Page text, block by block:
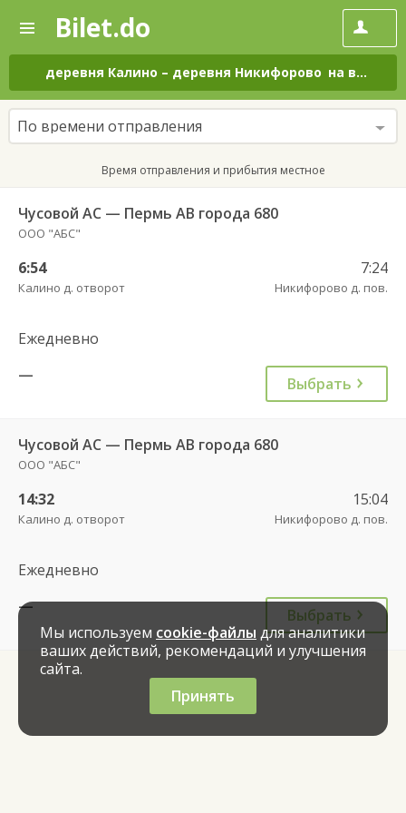
—
Поиск
и
покупка
билетов
на
автобус
онлайн
Bilet.do
деревня Калино – деревня Никифорово на все дни
По времени отправления
Время отправления и прибытия местное
Чусовой АС — Пермь АВ города 680
ООО "АБС"
6:54
Калино д. отворот
7:24
Никифорово д. пов.
Ежедневно
—
Выбрать
Чусовой АС — Пермь АВ города 680
ООО "АБС"
14:32
Калино д. отворот
15:04
Никифорово д. пов.
Ежедневно
—
Выбрать
Мы используем cookie-файлы для аналитики
ваших действий, рекомендаций и улучшения
сайта.
Принять